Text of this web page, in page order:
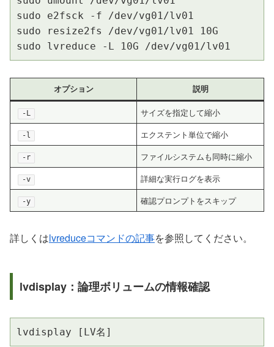
sudo e2fsck -f /dev/vg01/lv01
sudo resize2fs /dev/vg01/lv01 10G
sudo lvreduce -L 10G /dev/vg01/lv01
オプション 説明
-L サイズを指定して縮小
-l エクステント単位で縮小
-r ファイルシステムも同時に縮小
-v 詳細な実行ログを表示
-y 確認プロンプトをスキップ
詳しくはlvreduceコマンドの記事を参照してください。
lvdisplay：論理ボリュームの情報確認
lvdisplay [LV名]